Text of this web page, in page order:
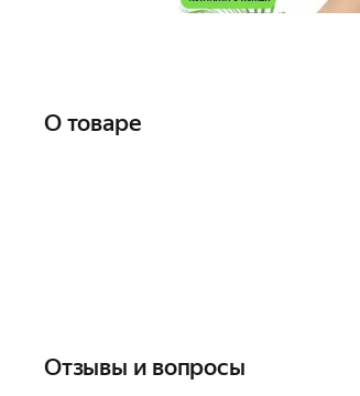
О товаре
Отзывы и вопросы